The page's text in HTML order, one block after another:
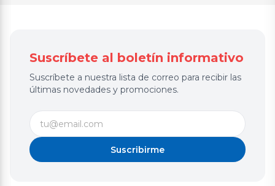
Suscríbete al boletín informativo
Suscríbete a nuestra lista de correo para recibir las
últimas novedades y promociones.
Suscribirme